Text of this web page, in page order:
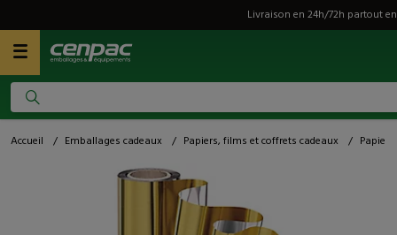
Livraison en 24h/72h partout
Accueil / Emballages cadeaux / Papiers, films et coffrets cadeaux /